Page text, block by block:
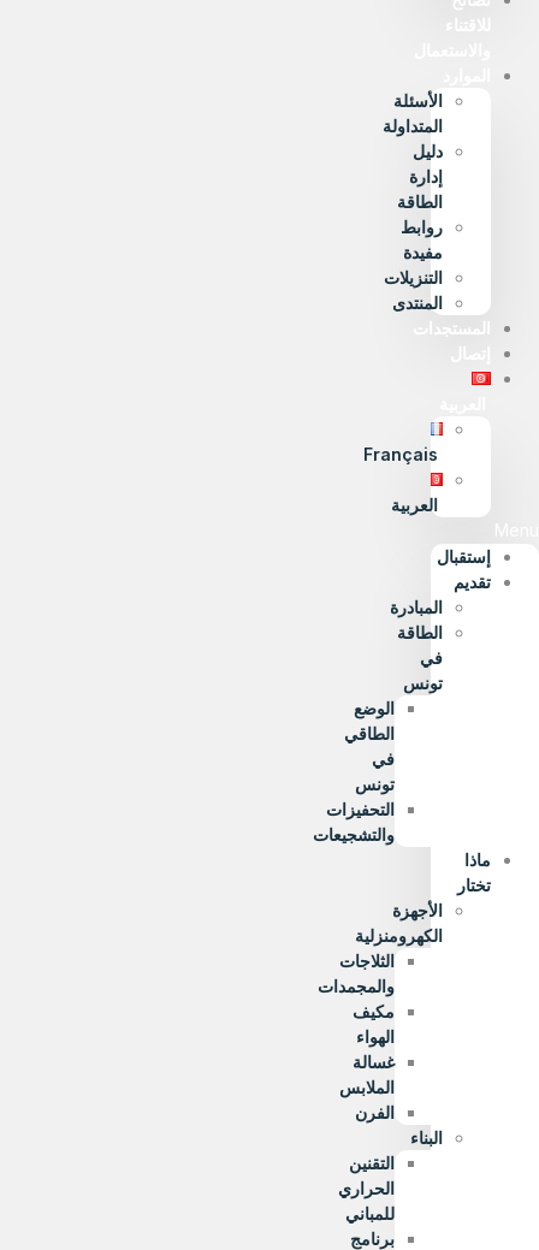
الأسئلة
المتداولة
دليل
إدارة
الطاقة
روابط
مفيدة
التنزيلات
المنتدى
المستجدات
Français
العربية
إستقبال
تقديم
المبادرة
الطاقة
في
تونس
الوضع
الطاقي
في
تونس
التحفيزات
والتشجيعات
ماذا
تختار
الأجهزة
الكهرومنزلية
الثلاجات
والمجمدات
مكيف
الهواء
غسالة
الملابس
الفرن
البناء
التقنين
الحراري
للمباني
برنامج